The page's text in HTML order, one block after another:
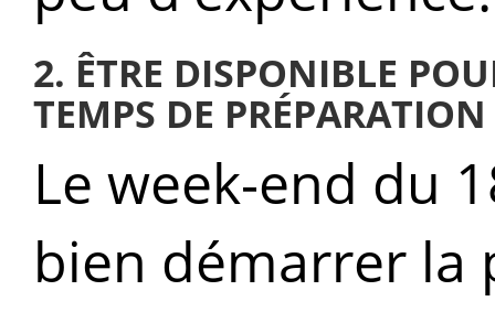
2. ÊTRE DISPONIBLE
TEMPS DE PRÉPARATION
Le week-end du
bien démarrer la